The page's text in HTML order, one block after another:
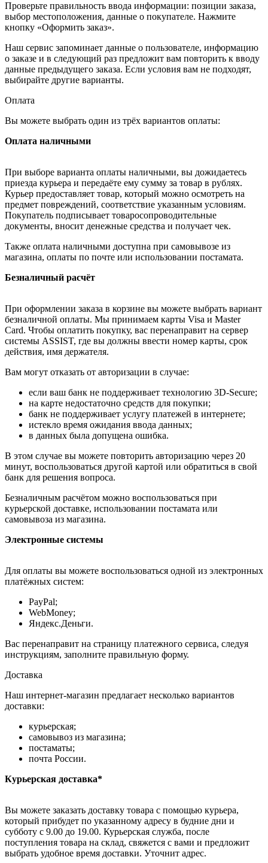
Проверьте правильность ввода информации: позиции заказа,
выбор местоположения, данные о покупателе. Нажмите
кнопку «Оформить заказ».
Наш сервис запоминает данные о пользователе, информацию
о заказе и в следующий раз предложит вам повторить к вводу
данные предыдущего заказа. Если условия вам не подходят,
выбирайте другие варианты.
Оплата
Вы можете выбрать один из трёх вариантов оплаты:
Оплата наличными
При выборе варианта оплаты наличными, вы дожидаетесь
приезда курьера и передаёте ему сумму за товар в рублях.
Курьер предоставляет товар, который можно осмотреть на
предмет повреждений, соответствие указанным условиям.
Покупатель подписывает товаросопроводительные
документы, вносит денежные средства и получает чек.
Также оплата наличными доступна при самовывозе из
магазина, оплаты по почте или использовании постамата.
Безналичный расчёт
При оформлении заказа в корзине вы можете выбрать вариант
безналичной оплаты. Мы принимаем карты Visa и Master
Card. Чтобы оплатить покупку, вас перенаправит на сервер
системы ASSIST, где вы должны ввести номер карты, срок
действия, имя держателя.
Вам могут отказать от авторизации в случае:
если ваш банк не поддерживает технологию 3D-Secure;
на карте недостаточно средств для покупки;
банк не поддерживает услугу платежей в интернете;
истекло время ожидания ввода данных;
в данных была допущена ошибка.
В этом случае вы можете повторить авторизацию через 20
минут, воспользоваться другой картой или обратиться в свой
банк для решения вопроса.
Безналичным расчётом можно воспользоваться при
курьерской доставке, использовании постамата или
самовывоза из магазина.
Электронные системы
Для оплаты вы можете воспользоваться одной из электронных
платёжных систем:
PayPal;
WebMoney;
Яндекс.Деньги.
Вас перенаправит на страницу платежного сервиса, следуя
инструкциям, заполните правильную форму.
Доставка
Наш интернет-магазин предлагает несколько вариантов
доставки:
курьерская;
самовывоз из магазина;
постаматы;
почта России.
Курьерская доставка*
Вы можете заказать доставку товара с помощью курьера,
который прибудет по указанному адресу в будние дни и
субботу с 9.00 до 19.00. Курьерская служба, после
поступления товара на склад, свяжется с вами и предложит
выбрать удобное время доставки. Уточнит адрес.